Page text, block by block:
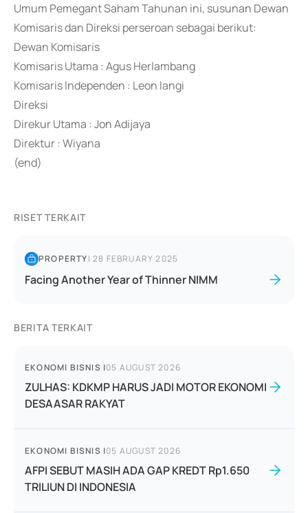
Umum Pemegant Saham Tahunan ini, susunan Dewan
Komisaris dan Direksi perseroan sebagai berikut:
Dewan Komisaris
Komisaris Utama : Agus Herlambang
Komisaris lndependen : Leon langi
Direksi
Direkur Utama : Jon Adijaya
Direktur : Wiyana
(end)
RISET TERKAIT
PROPERTY|28 FEBRUARY 2025
Facing Another Year of Thinner NIMM
BERITA TERKAIT
EKONOMI BISNIS |05 AUGUST 2026
ZULHAS: KDKMP HARUS JADI MOTOR EKONOMI
DESAASAR RAKYAT
EKONOMI BISNIS |05 AUGUST 2026
AFPI SEBUT MASIH ADA GAP KREDT Rp1.650
TRILIUN DI INDONESIA